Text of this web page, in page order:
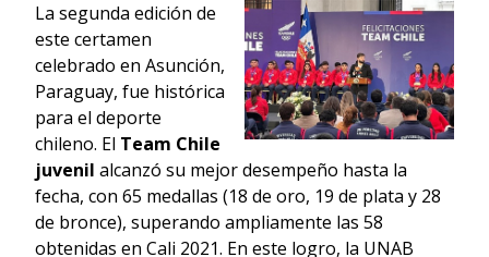
La segunda edición de
este certamen
celebrado en Asunción,
Paraguay, fue histórica
para el deporte
chileno. El Team Chile
juvenil alcanzó su mejor desempeño hasta la
fecha, con 65 medallas (18 de oro, 19 de plata y 28
de bronce), superando ampliamente las 58
obtenidas en Cali 2021. En este logro, la UNAB